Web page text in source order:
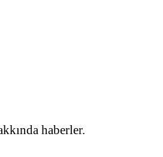
haberler.